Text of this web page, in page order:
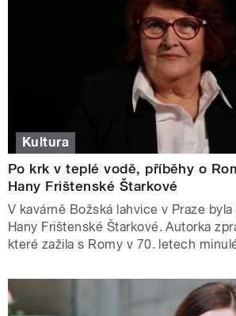
Kultura
Po krk v teplé vodě, příběhy o
Hany Frištenské Štarkové
V kavárně Božská lahvice v Praze
Hany Frištenské Štarkové. Autorka
které zažila s Romy v 70. letech